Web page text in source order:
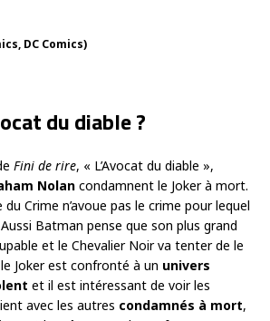
DC Comics)
du diable ?
Fini de rire, « L’Avocat du diable »,
Nolan condamnent le Joker à mort.
Crime n’avoue pas le crime pour lequel
Aussi Batman pense que son plus grand
et le Chevalier Noir va tenter de le
Joker est confronté à un univers
et il est intéressant de voir les
avec les autres condamnés à mort,